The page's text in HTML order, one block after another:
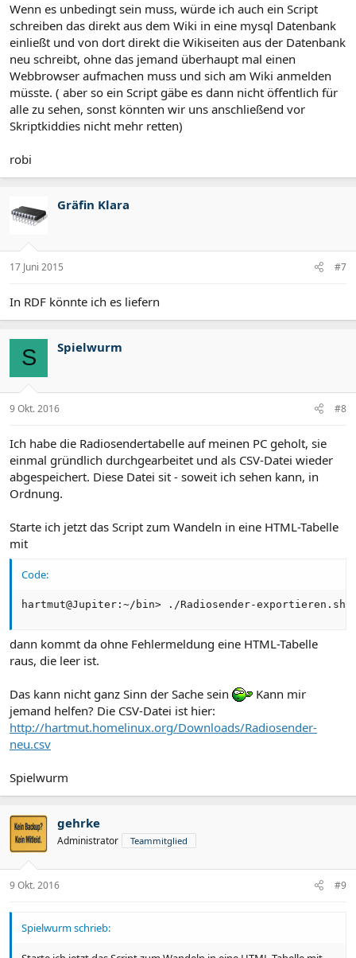
Wenn es unbedingt sein muss, würde ich auch ein Script
schreiben das direkt aus dem Wiki in eine mysql Datenbank
einließt und von dort direkt die Wikiseiten aus der Datenbank
neu schreibt, ohne das jemand überhaupt mal einen
Webbrowser aufmachen muss und sich am Wiki anmelden
müsste. ( aber so ein Script gäbe es dann nicht öffentlich für
alle zu sehen, sonst könnten wir uns anschließend vor
Skriptkiddies nicht mehr retten)
robi
Gräfin Klara
17 Juni 2015 #7
In RDF könnte ich es liefern
S Spielwurm
9 Okt. 2016 #8
Ich habe die Radiosendertabelle auf meinen PC geholt, sie
einmal gründlich durchgearbeitet und als CSV-Datei wieder
abgespeichert. Diese Datei sit - soweit ich sehen kann, in
Ordnung.
Starte ich jetzt das Script zum Wandeln in eine HTML-Tabelle
mit
Code:
hartmut@Jupiter:~/bin> ./Radiosender-
dann kommt da ohne Fehlermeldung eine HTML-Tabelle
raus, die leer ist.
Das kann nicht ganz Sinn der Sache sein
Kann mir
jemand helfen? Die CSV-Datei ist hier:
http://hartmut.homelinux.org/Downloads/Radiosender-
neu.csv
Spielwurm
gehrke
Administrator Teammitglied
9 Okt. 2016 #9
Spielwurm schrieb: